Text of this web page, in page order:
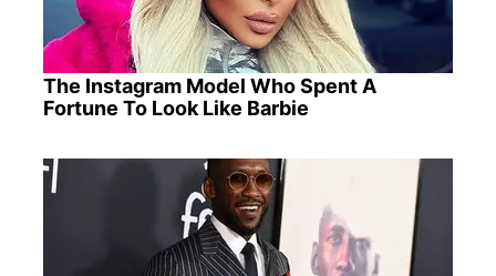
The Instagram Model Who Spent A
Fortune To Look Like Barbie